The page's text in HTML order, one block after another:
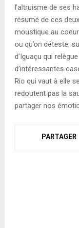
l’altruisme de ses
résumé de ces
moustique au coeur
ou qu’on déteste,
d’Iguaçu qui
d’intéressantes
Rio qui vaut à elle
redoutent pas la
partager nos
PARTAGER